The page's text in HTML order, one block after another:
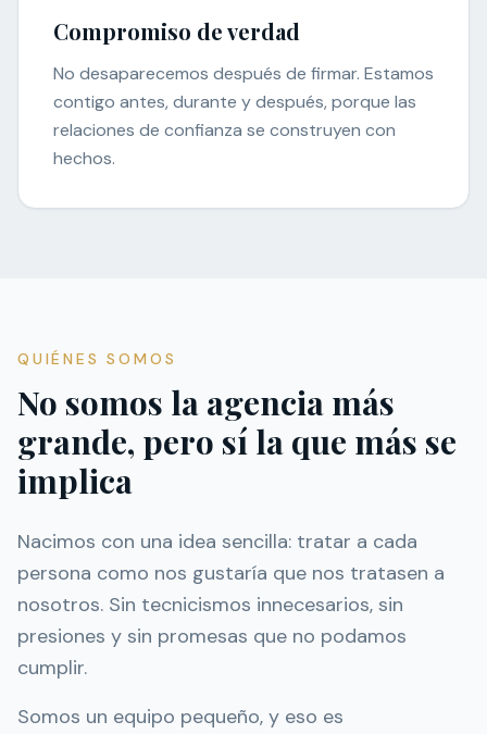
Compromiso de verdad
No desaparecemos después de firmar. Estamos
contigo antes, durante y después, porque las
relaciones de confianza se construyen con
hechos.
QUIÉNES SOMOS
No somos la agencia más
grande, pero sí la que más se
implica
Nacimos con una idea sencilla: tratar a cada
persona como nos gustaría que nos tratasen a
nosotros. Sin tecnicismos innecesarios, sin
presiones y sin promesas que no podamos
cumplir.
Somos un equipo pequeño, y eso es